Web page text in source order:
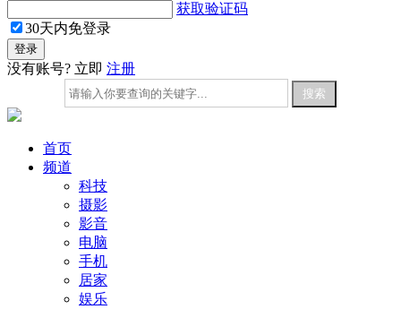
获取验证码
30天内免登录
没有账号? 立即 注册
首页
频道
科技
摄影
影音
电脑
手机
居家
娱乐